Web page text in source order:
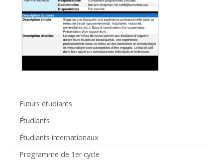
Futurs étudiants
Étudiants
Étudiants internationaux
Programme de 1er cycle